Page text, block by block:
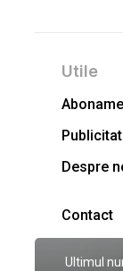
Utile
Despre
Contact
Ultimul